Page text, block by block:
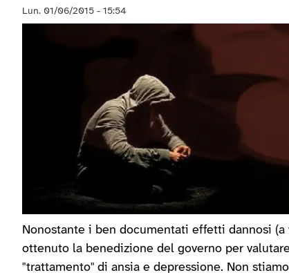
Lun. 01/06/2015 - 15:54
Nonostante i ben documentati effetti dannosi
ottenuto la benedizione del governo per
"trattamento" di ansia e depressione. Non